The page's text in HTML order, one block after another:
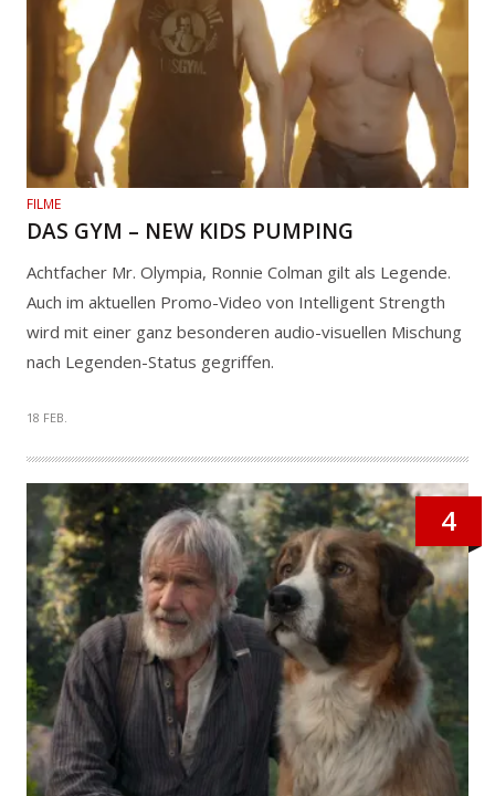
FILME
DAS GYM – NEW KIDS PUMPING
Achtfacher Mr. Olympia, Ronnie Colman gilt als Legende.
Auch im aktuellen Promo-Video von Intelligent Strength
wird mit einer ganz besonderen audio-visuellen Mischung
nach Legenden-Status gegriffen.
18 FEB.
4